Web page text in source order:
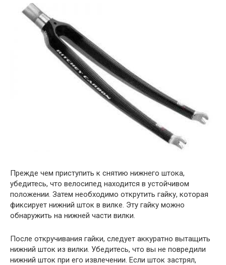
Прежде чем приступить к снятию нижнего штока,
убедитесь, что велосипед находится в устойчивом
положении. Затем необходимо открутить гайку, которая
фиксирует нижний шток в вилке. Эту гайку можно
обнаружить на нижней части вилки.
После откручивания гайки, следует аккуратно вытащить
нижний шток из вилки. Убедитесь, что вы не повредили
нижний шток при его извлечении. Если шток застрял,